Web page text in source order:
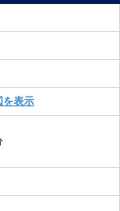
を表示